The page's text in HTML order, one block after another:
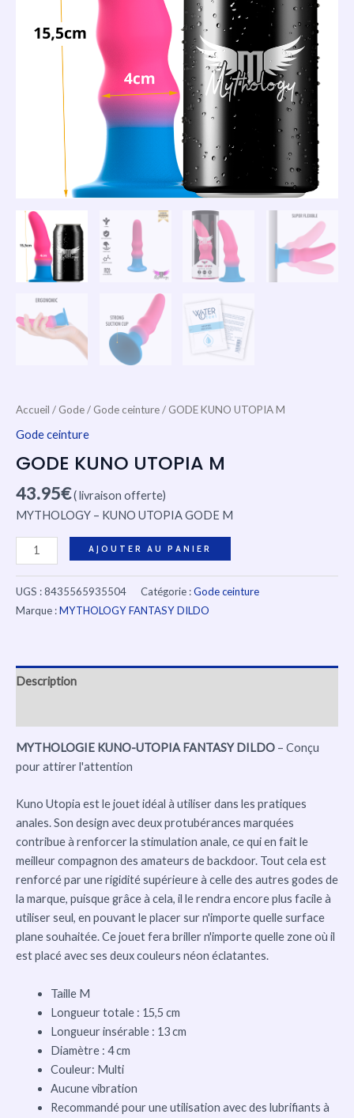
Accueil / Gode/ Gode ceinture/ GODE KUNO UTOPIA M
Gode ceinture
GODE KUNO UTOPIA M
43.95€( livraison offerte)
MYTHOLOGY – KUNO UTOPIA GODE M
AJOUTER AU PANIER
UGS :8435565935504 Catégorie :Gode ceinture
Marque :MYTHOLOGY FANTASY DILDO
Description
MYTHOLOGIE KUNO-UTOPIA FANTASY DILDO – Conçu
pour attirer l'attention
Kuno Utopia est le jouet idéal à utiliser dans les pratiques
anales. Son design avec deux protubérances marquées
contribue à renforcer la stimulation anale, ce qui en fait le
meilleur compagnon des amateurs de backdoor. Tout cela est
renforcé par une rigidité supérieure à celle des autres godes de
la marque, puisque grâce à cela, il le rendra encore plus facile à
utiliser seul, en pouvant le placer sur n'importe quelle surface
plane souhaitée. Ce jouet fera briller n'importe quelle zone où il
est placé avec ses deux couleurs néon éclatantes.
Taille M
Longueur totale : 15,5 cm
Longueur insérable : 13 cm
Diamètre : 4 cm
Couleur: Multi
Aucune vibration
Recommandé pour une utilisation avec des lubrifiants à